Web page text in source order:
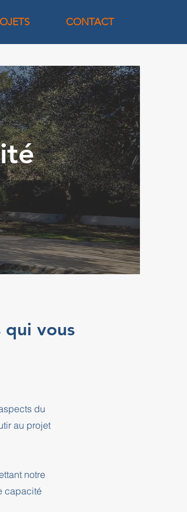
CONTACT
qui vous
du
au projet
notre
capacité